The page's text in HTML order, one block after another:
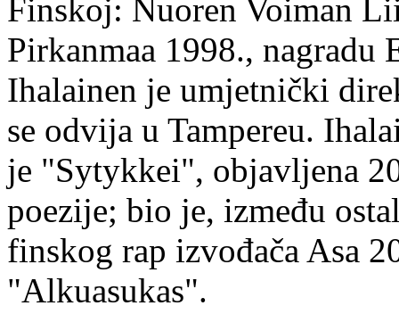
Finskoj: Nuoren Voiman
Pirkanmaa 1998.,
Ihalainen je umjetnički
se odvija u Tampereu.
je "Sytykkei", objavljena
poezije; bio je, između
finskog rap izvođača Asa
"Alkuasukas".